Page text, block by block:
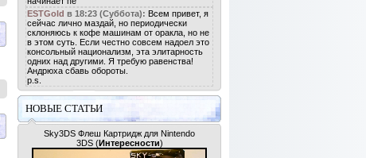
ESTGold в 18:23 (Суббота): Всем привет, я
сейчас лично маздай, но периодически
склоняюсь к кофе машинам от оракла, но не
в этом суть. Если честно совсем надоел это
консольный национализм, эта элитарность
одних над другими. Я требую равенства!
Андрюха сбавь обороты.
p.s.
НОВЫЕ СТАТЬИ
Sky3DS Флеш Картридж для Nintendo
3DS (Интересности)